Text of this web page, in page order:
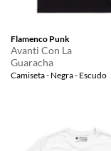
Flamenco Punk
Avanti Con La
Guaracha
Camiseta - Negra - Escudo